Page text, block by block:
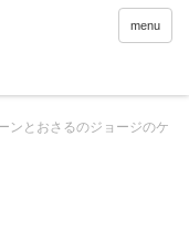
menu
ンとおさるのジョージのケ